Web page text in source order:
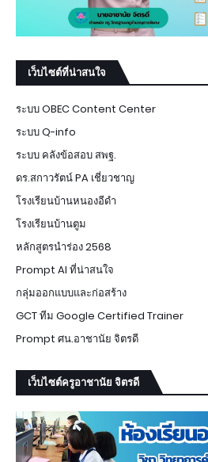
เว็บไซต์ที่น่าสนใจ
ระบบ OBEC Content Center
ระบบ Q-info
ระบบ คลังข้อสอบ สพฐ.
ดร.สกาวรัตน์ PA เชี่ยวชาญ
โรงเรียนบ้านหนองอีดำ
โรงเรียนบ้านตูม
หลักสูตรนำร่อง 2568
Prompt AI ที่น่าสนใจ
กลุ่มออกแบบและก่อสร้าง
GCT ทีม Google Certified Trainer
Prompt ศน.อาชานัย จิตรดี
เว็บไซต์ครูอาชานัย จิตรดี